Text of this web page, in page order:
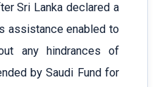
Sri Lanka declared a
assistance enabled to
any hindrances of
by Saudi Fund for